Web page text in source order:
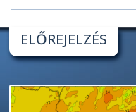
ELŐREJELZÉS